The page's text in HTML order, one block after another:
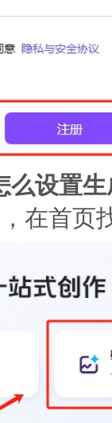
么设置
首页